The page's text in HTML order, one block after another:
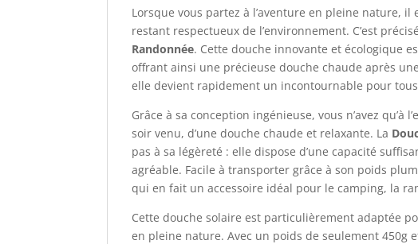
Lorsque vous partez à l’aventure en pleine nature,
restant respectueux de l’environnement. C’est
Randonnée. Cette douche innovante et écologique
offrant ainsi une précieuse douche chaude après
elle devient rapidement un incontournable pour
Grâce à sa conception ingénieuse, vous n’avez
soir venu, d’une douche chaude et relaxante. La
pas à sa légèreté : elle dispose d’une capacité
agréable. Facile à transporter grâce à son poids
qui en fait un accessoire idéal pour le camping, la
Cette douche solaire est particulièrement adaptée
en pleine nature. Avec un poids de seulement 450g